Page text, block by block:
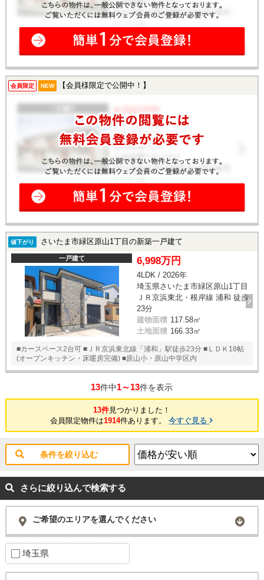
会員限定 NEW 【会員様限定で公開中！】
値下がり さいたま市緑区原山1丁目の新築一戸建て
一戸建て 6,998万円
4LDK / 2026年
埼玉県さいたま市緑区原山1丁目
ＪＲ京浜東北・根岸線 浦和 徒歩
23分
建物面積 117.58㎡
土地面積 166.33㎡
■カースペース2台可 ■ＪＲ京浜東北線「浦和」駅徒歩23分 ■ＬＤＫ18帖
(オープンキッチン・床暖房完備) ■原山小・原山中学区内
13件中1～13件を表示
13件見つかりました！
会員限定物件は1914件あります。今すぐ見る
条件を絞り込む
さらに絞り込んで検索する
ご希望のエリアを選んでください
埼玉県